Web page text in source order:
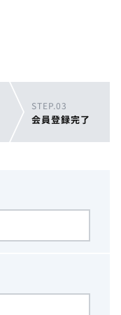
STEP.03
会員登録完了